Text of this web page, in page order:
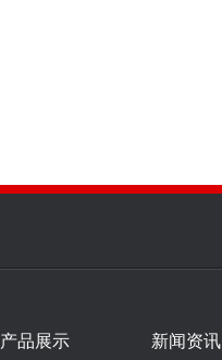
产品展示 新闻资讯